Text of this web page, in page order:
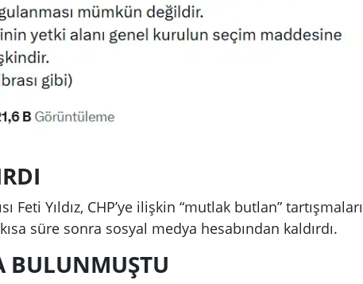
Feti Yıldız, CHP’ye ilişkin “mutlak butlan” tartışmaları
süre sonra sosyal medya hesabından kaldırdı.
BULUNMUŞTU